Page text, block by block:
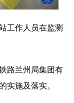
工作人员在监测
路兰州局集团有
施及落实。